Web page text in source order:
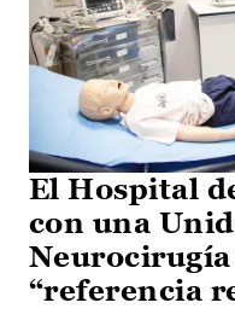
El Hospital
con una
Neurocirugía
“referencia